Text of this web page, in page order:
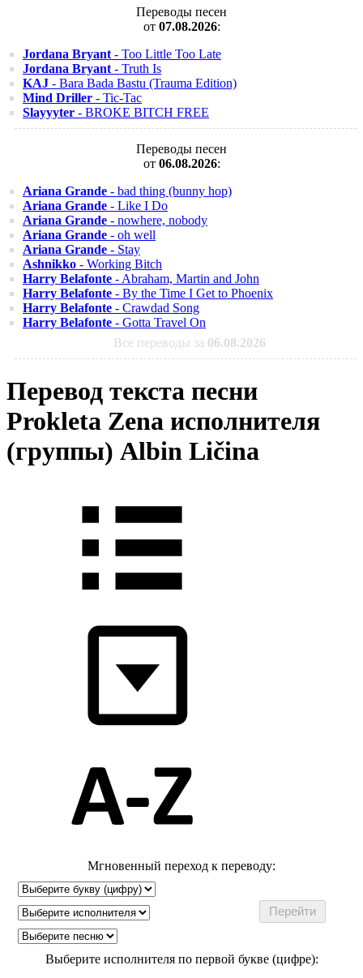
Переводы песен
от 07.08.2026:
Jordana Bryant - Too Little Too Late
Jordana Bryant - Truth Is
KAJ - Bara Bada Bastu (Trauma Edition)
Mind Driller - Tic-Tac
Slayyyter - BROKE BITCH FREE
Переводы песен
от 06.08.2026:
Ariana Grande - bad thing (bunny hop)
Ariana Grande - Like I Do
Ariana Grande - nowhere, nobody
Ariana Grande - oh well
Ariana Grande - Stay
Ashnikko - Working Bitch
Harry Belafonte - Abraham, Martin and John
Harry Belafonte - By the Time I Get to Phoenix
Harry Belafonte - Crawdad Song
Harry Belafonte - Gotta Travel On
Все переводы за 06.08.2026
Перевод текста песни
Prokleta Zena исполнителя
(группы) Albin Ličina
Мгновенный переход к переводу:
Выберите исполнителя по первой букве (цифре):